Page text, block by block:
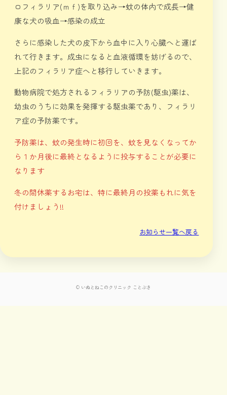
ロフィラリア(ｍｆ)を取り込み→蚊の体内で成長→健
康な犬の吸血→感染の成立
さらに感染した犬の皮下から血中に入り心臓へと運ば
れて行きます。成虫になると血液循環を妨げるので、
上記のフィラリア症へと移行していきます。
動物病院で処方されるフィラリアの予防(駆虫)薬は、
幼虫のうちに効果を発揮する駆虫薬であり、フィラリ
ア症の予防薬です。
予防薬は、蚊の発生時に初回を、蚊を見なくなってか
ら１か月後に最終となるように投与することが必要に
なります
冬の間休薬するお宅は、特に最終月の投薬もれに気を
付けましょう!!
お知らせ一覧へ戻る
© いぬとねこのクリニック ことぶき